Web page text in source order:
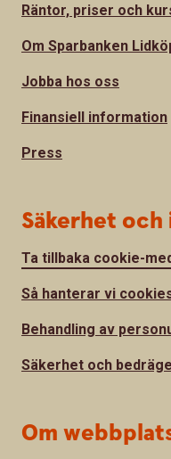
Räntor, priser och
Om Sparbanken
Jobba hos oss
Finansiell information
Press
Säkerhet
Ta tillbaka cookie-
Så hanterar vi
Behandling av
Säkerhet och
Om